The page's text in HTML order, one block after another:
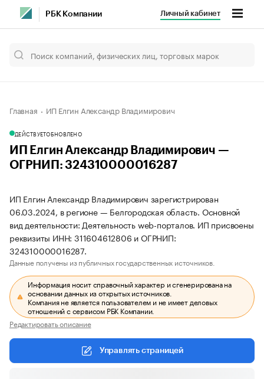
РБК Компании Личный кабинет
Главная ИП Елгин Александр Владимирович
ДЕЙСТВУЕТОБНОВЛЕНО
ИП Елгин Александр Владимирович —
ОГРНИП: 324310000016287
ИП Елгин Александр Владимирович зарегистрирован
06.03.2024, в регионе — Белгородская область. Основной
вид деятельности: Деятельность web-порталов. ИП присвоены
реквизиты ИНН: 311604612806 и ОГРНИП:
324310000016287.
Данные получены из публичных государственных источников.
Информация носит справочный характер и сгенерирована на
основании данных из открытых источников.
Компания не является пользователем и не имеет деловых
отношений с сервисом РБК Компании.
Редактировать описание
Управлять страницей